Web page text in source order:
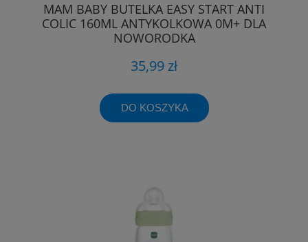
MAM BABY BUTELKA EASY START ANTI
COLIC 160ML ANTYKOLKOWA 0M+ DLA
NOWORODKA
35,99 zł
DO KOSZYKA